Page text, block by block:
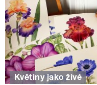
Květiny jako živé